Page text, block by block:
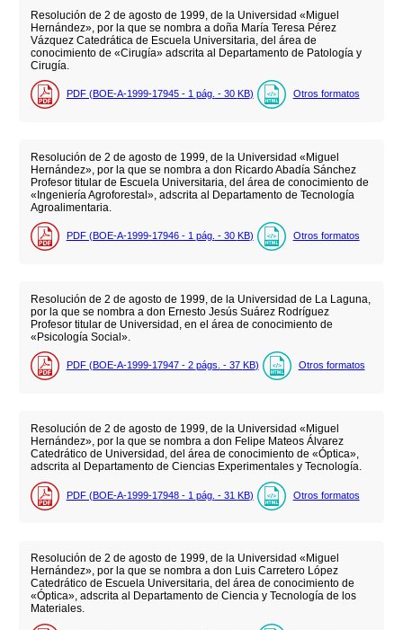
Resolución de 2 de agosto de 1999, de la Universidad «Miguel
Hernández», por la que se nombra a doña María Teresa Pérez
Vázquez Catedrática de Escuela Universitaria, del área de
conocimiento de «Cirugía» adscrita al Departamento de Patología y
Cirugía.
PDF (BOE-A-1999-17945 - 1 pág. - 30 KB) Otros formatos
Resolución de 2 de agosto de 1999, de la Universidad «Miguel
Hernández», por la que se nombra a don Ricardo Abadía Sánchez
Profesor titular de Escuela Universitaria, del área de conocimiento de
«Ingeniería Agroforestal», adscrita al Departamento de Tecnología
Agroalimentaria.
PDF (BOE-A-1999-17946 - 1 pág. - 30 KB) Otros formatos
Resolución de 2 de agosto de 1999, de la Universidad de La Laguna,
por la que se nombra a don Ernesto Jesús Suárez Rodríguez
Profesor titular de Universidad, en el área de conocimiento de
«Psicología Social».
PDF (BOE-A-1999-17947 - 2 págs. - 37 KB) Otros formatos
Resolución de 2 de agosto de 1999, de la Universidad «Miguel
Hernández», por la que se nombra a don Felipe Mateos Álvarez
Catedrático de Universidad, del área de conocimiento de «Óptica»,
adscrita al Departamento de Ciencias Experimentales y Tecnología.
PDF (BOE-A-1999-17948 - 1 pág. - 31 KB) Otros formatos
Resolución de 2 de agosto de 1999, de la Universidad «Miguel
Hernández», por la que se nombra a don Luis Carretero López
Catedrático de Escuela Universitaria, del área de conocimiento de
«Óptica», adscrita al Departamento de Ciencia y Tecnología de los
Materiales.